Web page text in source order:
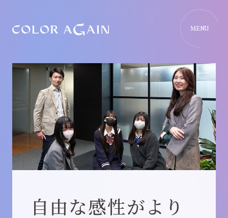
MENU
自由な感性がより